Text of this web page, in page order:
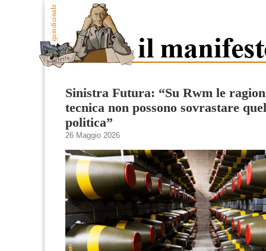
Sinistra Futura: “Su Rwm le
tecnica non possono sovrastare
politica”
26 Maggio 2026